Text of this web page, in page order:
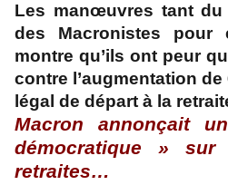
Les manœuvres tant du
des Macronistes pour
montre qu’ils ont peur
contre l’augmentation de
légal de départ à la
Macron annonçait
démocratique »
retraites…